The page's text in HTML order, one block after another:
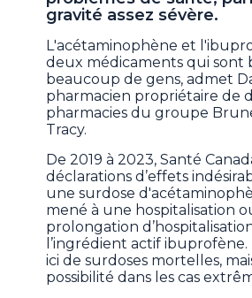
gravité assez sévère.
L'acétaminophène et
deux médicaments qui sont
beaucoup de gens, admet
pharmacien propriétaire de
pharmacies du groupe
Tracy.
De 2019 à 2023, Santé
déclarations d’effets
une surdose
mené à une hospitalisation
prolongation
l’ingrédient actif ibuprofène.
ici de surdoses mortelles,
possibilité dans les cas